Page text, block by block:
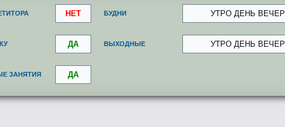
НЕТ БУДНИ УТРО ДЕНЬ ВЕЧЕР
ДА ВЫХОДНЫЕ УТРО ДЕНЬ ВЕЧЕР
ЗАНЯТИЯ ДА